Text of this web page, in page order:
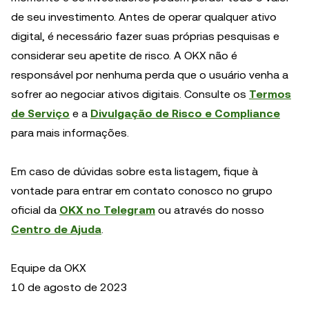
de seu investimento. Antes de operar qualquer ativo
digital, é necessário fazer suas próprias pesquisas e
considerar seu apetite de risco. A OKX não é
responsável por nenhuma perda que o usuário venha a
sofrer ao negociar ativos digitais. Consulte os Termos
de Serviço e a Divulgação de Risco e Compliance
para mais informações.
Em caso de dúvidas sobre esta listagem, fique à
vontade para entrar em contato conosco no grupo
oficial da OKX no Telegram ou através do nosso
Centro de Ajuda.
Equipe da OKX
10 de agosto de 2023